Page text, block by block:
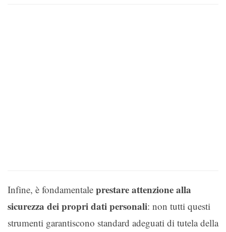
Infine, è fondamentale prestare attenzione alla
sicurezza dei propri dati personali: non tutti questi
strumenti garantiscono standard adeguati di tutela della